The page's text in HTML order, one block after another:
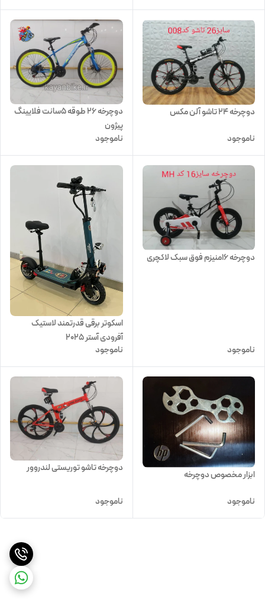
دوچرخه 24 تاشو آلن مکس
ناموجود
دوچرخه 26 طوقه 5سانت فلایینگ
پیژون
ناموجود
دوچرخه 16منیزم فوق سبک لاکچری
ناموجود
اسکوتر برقی قدرتمند لاستیک
آفرودی آستر 2025
ناموجود
ابزار مخصوص دوچرخه
ناموجود
دوچرخه تاشو توریستی لندروور
ناموجود